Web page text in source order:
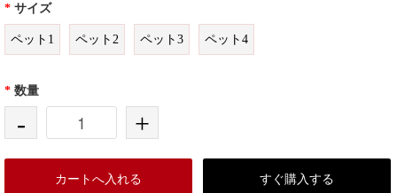
* サイズ
ペット1 ペット2 ペット3 ペット4
* 数量
- +
カートへ入れる すぐ購入する